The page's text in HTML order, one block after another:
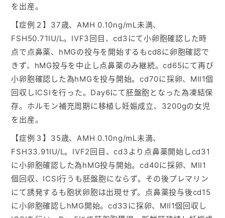
を出産。
【症例２】37歳、AMH 0.10ng/mL未満、
FSH50.71IU/L。IVF3回目、cd3にて小卵胞確認した時
点で点鼻薬、hMGの投与を開始するもcd8に卵胞確認で
きず、hMG投与を中止し点鼻薬のみ継続。cd65にて再び
小卵胞確認した為hMGを投与開始。cd70に採卵、MⅡ1個
回収しICSIを行った。Day6にて胚盤胞となった為凍結保
存。ホルモン補充周期に移植し妊娠成立、3200gの女児
を出産。
【症例３】35歳、AMH 0.10ng/mL未満、
FSH33.91IU/L。IVF2回目、cd3より点鼻薬開始しcd31
に小卵胞確認した為hMG投与開始。cd40に採卵、MⅡ1
個回収、ICSI行うも胚盤胞にならず。その後プレマリン
にて誘発するも胞状卵胞は出現せず。点鼻薬投与後cd15
に小卵胞確認しhMG開始。cd33に採卵、MⅡ1個回収し